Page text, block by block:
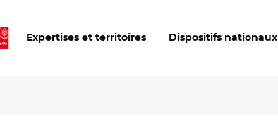
Expertises et territoires Dispositifs nationaux